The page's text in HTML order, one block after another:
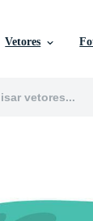
Vetores